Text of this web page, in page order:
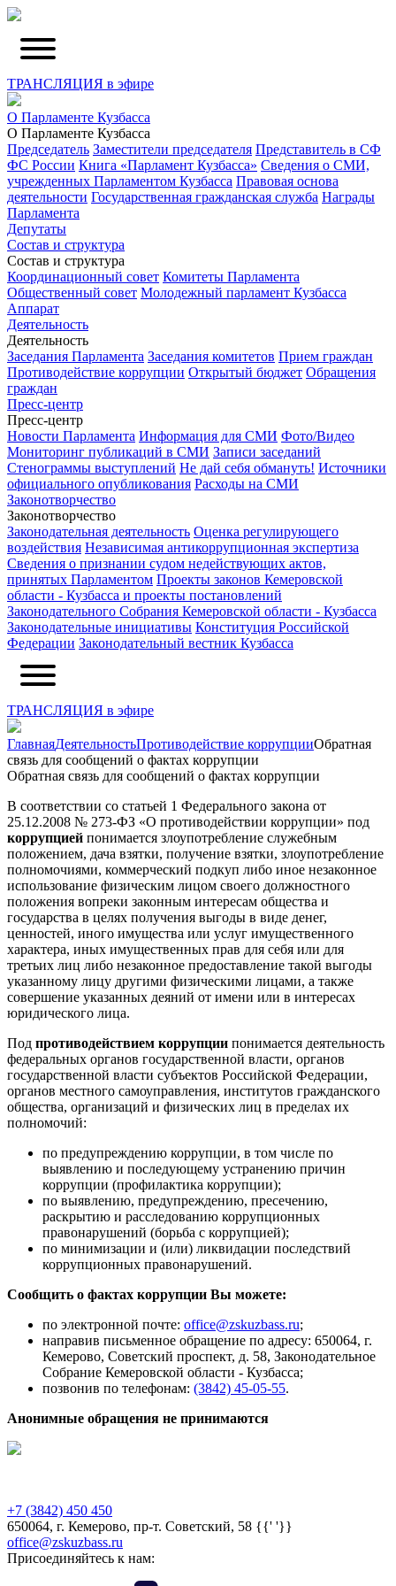
ТРАНСЛЯЦИЯ в эфире
О Парламенте Кузбасса
О Парламенте Кузбасса
Председатель Заместители председателя Представитель в СФ
ФС России Книга «Парламент Кузбасса» Сведения о СМИ,
учрежденных Парламентом Кузбасса Правовая основа
деятельности Государственная гражданская служба Награды
Парламента
Депутаты
Состав и структура
Состав и структура
Координационный совет Комитеты Парламента
Общественный совет Молодежный парламент Кузбасса
Аппарат
Деятельность
Деятельность
Заседания Парламента Заседания комитетов Прием граждан
Противодействие коррупции Открытый бюджет Обращения
граждан
Пресс-центр
Пресс-центр
Новости Парламента Информация для СМИ Фото/Видео
Мониторинг публикаций в СМИ Записи заседаний
Стенограммы выступлений Не дай себя обмануть! Источники
официального опубликования Расходы на СМИ
Законотворчество
Законотворчество
Законодательная деятельность Оценка регулирующего
воздействия Независимая антикоррупционная экспертиза
Сведения о признании судом недействующих актов,
принятых Парламентом Проекты законов Кемеровской
области - Кузбасса и проекты постановлений
Законодательного Собрания Кемеровской области - Кузбасса
Законодательные инициативы Конституция Российской
Федерации Законодательный вестник Кузбасса
ТРАНСЛЯЦИЯ в эфире
ГлавнаяДеятельностьПротиводействие коррупцииОбратная
связь для сообщений о фактах коррупции
Обратная связь для сообщений о фактах коррупции
В соответствии со статьей 1 Федерального закона от
25.12.2008 № 273-ФЗ «О противодействии коррупции» под
коррупцией понимается злоупотребление служебным
положением, дача взятки, получение взятки, злоупотребление
полномочиями, коммерческий подкуп либо иное незаконное
использование физическим лицом своего должностного
положения вопреки законным интересам общества и
государства в целях получения выгоды в виде денег,
ценностей, иного имущества или услуг имущественного
характера, иных имущественных прав для себя или для
третьих лиц либо незаконное предоставление такой выгоды
указанному лицу другими физическими лицами, а также
совершение указанных деяний от имени или в интересах
юридического лица.
Под противодействием коррупции понимается деятельность
федеральных органов государственной власти, органов
государственной власти субъектов Российской Федерации,
органов местного самоуправления, институтов гражданского
общества, организаций и физических лиц в пределах их
полномочий:
по предупреждению коррупции, в том числе по
выявлению и последующему устранению причин
коррупции (профилактика коррупции);
по выявлению, предупреждению, пресечению,
раскрытию и расследованию коррупционных
правонарушений (борьба с коррупцией);
по минимизации и (или) ликвидации последствий
коррупционных правонарушений.
Сообщить о фактах коррупции Вы можете:
по электронной почте: office@zskuzbass.ru;
направив письменное обращение по адресу: 650064, г.
Кемерово, Советский проспект, д. 58, Законодательное
Собрание Кемеровской области - Кузбасса;
позвонив по телефонам: (3842) 45-05-55.
Анонимные обращения не принимаются
+7 (3842) 450 450
650064, г. Кемерово, пр-т. Советский, 58 {{' '}}
office@zskuzbass.ru
Присоединяйтесь к нам: